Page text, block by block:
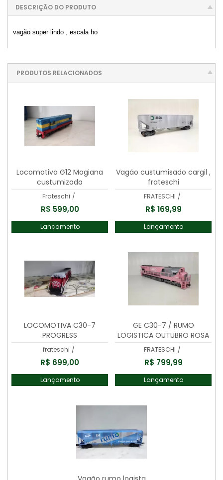
DESCRIÇÃO DO PRODUTO
vagão super lindo , escala ho
PRODUTOS RELACIONADOS
Locomotiva G12 Mogiana
custumizada
Frateschi /
R$ 599,00
Lançamento
Vagão custumisado cargil ,
frateschi
FRATESCHI /
R$ 169,99
Lançamento
LOCOMOTIVA C30-7
PROGRESS
frateschi /
R$ 699,00
Lançamento
GE C30-7 / RUMO
LOGISTICA OUTUBRO ROSA
(CAB/NO.9265
FRATESCHI /
R$ 799,99
Lançamento